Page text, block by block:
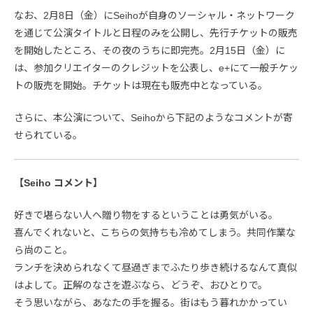
なお、2月8日（金）にSeihoが自身のソーシャル・ネットワーク
を通じて公演タイトルと日程のみを公開し、先行チケットの販売
を開始したところ、その夜のうちに即完売。2月15日（金）に
は、参加クリエイターのクレジットを公表し、e+にて一般チケッ
トの販売を開始。チケットは現在も販売中となっている。
さらに、本公演について、Seihoから下記のようなコメントが寄
せられている。
【Seiho コメント】
好きで堪らない人へ贈り物をするということは勇気がいる。
喜んでくれないと、こちらの気持ちも冷めてしまう。共同作業な
ら尚のこと。
ランチを決められなくて昼過ぎまでふたり歩き続けるなんて真似
はよして。正解のなさを遊ぶなら、どうぞ、おひとりで。
そう思いながら、あなたの手を握る。街はもう暮れかかってい